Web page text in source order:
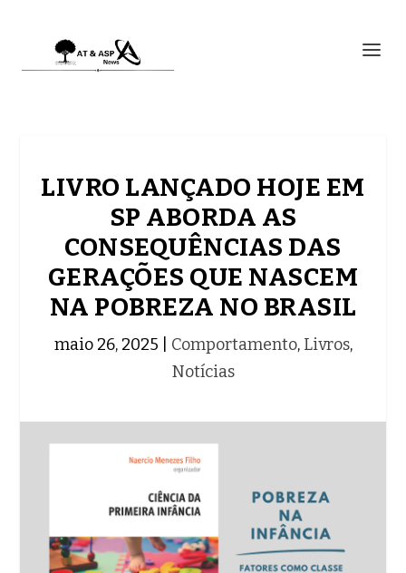
LIVRO LANÇADO HOJE EM
SP ABORDA AS
CONSEQUÊNCIAS DAS
GERAÇÕES QUE NASCEM
NA POBREZA NO BRASIL
maio 26, 2025 Comportamento, Livros,
Notícias